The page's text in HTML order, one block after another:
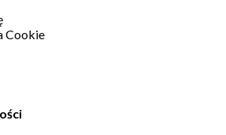
Cookie